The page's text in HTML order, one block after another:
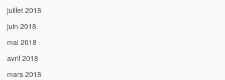
juillet 2018
juin 2018
mai 2018
avril 2018
mars 2018